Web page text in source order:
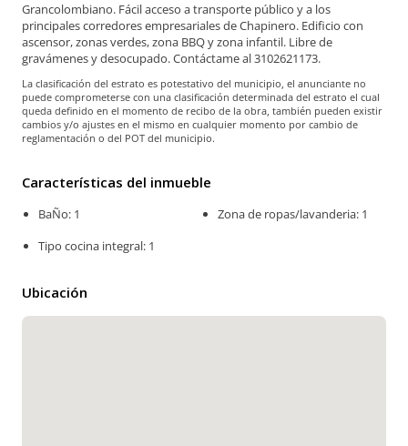
Grancolombiano. Fácil acceso a transporte público y a los
principales corredores empresariales de Chapinero. Edificio con
ascensor, zonas verdes, zona BBQ y zona infantil. Libre de
gravámenes y desocupado. Contáctame al 3102621173.
La clasificación del estrato es potestativo del municipio, el anunciante no
puede comprometerse con una clasificación determinada del estrato el cual
queda definido en el momento de recibo de la obra, también pueden existir
cambios y/o ajustes en el mismo en cualquier momento por cambio de
reglamentación o del POT del municipio.
Características del inmueble
BaÑo: 1
Tipo cocina integral: 1
Zona de ropas/lavanderia: 1
Ubicación